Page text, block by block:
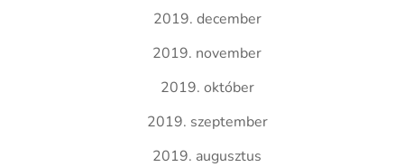
2019. december
2019. november
2019. október
2019. szeptember
2019. augusztus